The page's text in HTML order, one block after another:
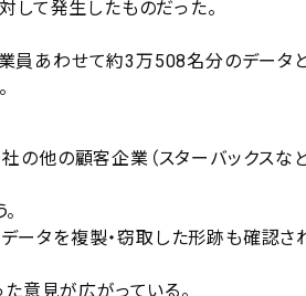
して発生したものだった。
員あわせて約3万508名分のデータ
の他の顧客企業（スターバックスな
ータを複製・窃取した形跡も確認さ
意見が広がっている。